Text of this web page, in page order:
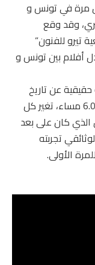
مرة في تونس و
وقد وقع
تيرو للفنون”
أفلام بين تونس و
40” يروي قصة حقيقية عن تاريخ
انفجار 4 آب، ففي ذلك اليوم عند الساعة 6.07 مساء، تغير كل
كان على بعد
تجربته
الأولى.